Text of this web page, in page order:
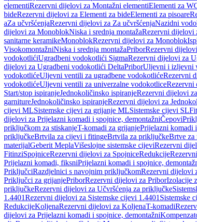
elementiRezervni dijelovi za Montažni elementiElementi za
bideRezervni dijelovi za Elementi za bideElementi za pisoare
aZa učvršćenjaRezervni dijelovi za Za učvršćenjaNazidni
dijelovi za MonoblokNiska i srednja montažaRezervni dijelovi
sanitarne keramikeMonoblokRezervni dijelovi za Monoblok
VisokomontažniNiska i srednja montažaPriborRezervni
vodokotlićiUgradbeni vodokotlići SigmaRezervni dijelovi za
dijelovi za Ugradbeni vodokotlići DeltaPriborUljevni i izljevni
vodokotlićeUljevni ventili za ugradbene vodokotlićeRezervni
vodokotlićeUljevni ventili za univerzalne vodokotliceRezervni
Start/stop ispiranjeJednokoličinsko ispiranjeRezervni dijelovi
garnitureJednokoličinsko ispiranjeRezervni dijelovi za
cijevi MLSistemske cijevi za grijanje MLSistemske cijevi SL
dijelovi za Prijelazni komadi i spojnice, demontažniČepovi
priključkom za stiskanjeT-komadi za grijanjePrijelazni komadi
priključkeBrtvila za cijevi i fitingeBrtvila za priključkeBrtve za
materijalGeberit MeplaVišeslojne sistemske cijeviRezervni
FitinziSpojniceRezervni dijelovi za SpojniceRedukcije
Prijelazni komadi, fiksniPrijelazni komadi i spojnice,
PriključciRazdjelnici s navojnim priključkomRezervni dijelovi
Priključci za grijanjePriborRezervni dijelovi za PriborIzolacije
priključkeRezervni dijelovi za Učvršćenja za priključke
1.4401Rezervni dijelovi za Sistemske cijevi 1.4401 Sistemske
RedukcijeKoljenaRezervni dijelovi za KoljenaT-komadi
dijelovi za Prijelazni komadi i spojnice, demontažni